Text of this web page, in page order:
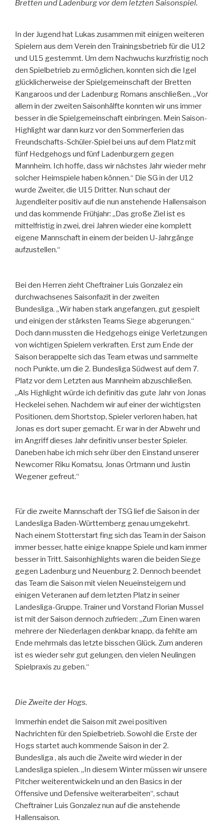
Bretten und Ladenburg vor dem letzten Saisonspiel.
In der Jugend hat Lukas zusammen mit einigen weiteren
Spielern aus dem Verein den Trainingsbetrieb für die U12
und U15 gestemmt. Um dem Nachwuchs kurzfristig noch
den Spielbetrieb zu ermöglichen, konnten sich die Igel
glücklicherweise der Spielgemeinschaft der Bretten
Kangaroos und der Ladenburg Romans anschließen. „Vor
allem in der zweiten Saisonhälfte konnten wir uns immer
besser in die Spielgemeinschaft einbringen. Mein Saison-
Highlight war dann kurz vor den Sommerferien das
Freundschafts-Schüler-Spiel bei uns auf dem Platz mit
fünf Hedgehogs und fünf Ladenburgern gegen
Mannheim. Ich hoffe, dass wir nächstes Jahr wieder mehr
solcher Heimspiele haben können.“ Die SG in der U12
wurde Zweiter, die U15 Dritter. Nun schaut der
Jugendleiter positiv auf die nun anstehende Hallensaison
und das kommende Frühjahr: „Das große Ziel ist es
mittelfristig in zwei, drei Jahren wieder eine komplett
eigene Mannschaft in einem der beiden U-Jahrgänge
aufzustellen.“
Bei den Herren zieht Cheftrainer Luis Gonzalez ein
durchwachsenes Saisonfazit in der zweiten
Bundesliga. „Wir haben stark angefangen, gut gespielt
und einigen der stärksten Teams Siege abgerungen.“
Doch dann mussten die Hedgehogs einige Verletzungen
von wichtigen Spielern verkraften. Erst zum Ende der
Saison berappelte sich das Team etwas und sammelte
noch Punkte, um die 2. Bundesliga Südwest auf dem 7.
Platz vor dem Letzten aus Mannheim abzuschließen.
„Als Highlight würde ich definitiv das gute Jahr von Jonas
Heckelei sehen. Nachdem wir auf einer der wichtigsten
Positionen, dem Shortstop, Spieler verloren haben, hat
Jonas es dort super gemacht. Er war in der Abwehr und
im Angriff dieses Jahr definitiv unser bester Spieler.
Daneben habe ich mich sehr über den Einstand unserer
Newcomer Riku Komatsu, Jonas Ortmann und Justin
Wegener gefreut.“
Für die zweite Mannschaft der TSG lief die Saison in der
Landesliga Baden-Württemberg genau umgekehrt.
Nach einem Stotterstart fing sich das Team in der Saison
immer besser, hatte einige knappe Spiele und kam immer
besser in Tritt. Saisonhighlights waren die beiden Siege
gegen Ladenburg und Neuenburg 2. Dennoch beendet
das Team die Saison mit vielen Neueinsteigern und
einigen Veteranen auf dem letzten Platz in seiner
Landesliga-Gruppe. Trainer und Vorstand Florian Mussel
ist mit der Saison dennoch zufrieden: „Zum Einen waren
mehrere der Niederlagen denkbar knapp, da fehlte am
Ende mehrmals das letzte bisschen Glück. Zum anderen
ist es wieder sehr gut gelungen, den vielen Neulingen
Spielpraxis zu geben.“
Die Zweite der Hogs.
Immerhin endet die Saison mit zwei positiven
Nachrichten für den Spielbetrieb. Sowohl die Erste der
Hogs startet auch kommende Saison in der 2.
Bundesliga , als auch die Zweite wird wieder in der
Landesliga spielen. „In diesem Winter müssen wir unsere
Pitcher weiterentwickeln und an den Basics in der
Offensive und Defensive weiterarbeiten“, schaut
Cheftrainer Luis Gonzalez nun auf die anstehende
Hallensaison.